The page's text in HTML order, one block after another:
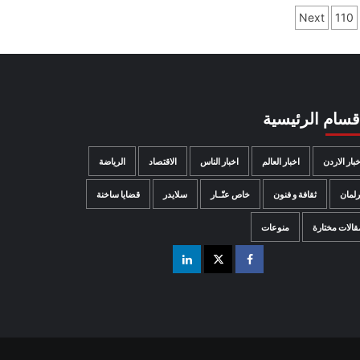
110
Next
الرئيسية
الاردن اخبار العالم اخبار الناس الاقتصاد الرياضة
ثقافة و فنون خاص عنّــار سلايدر قضايا ساخنة
مختارة منوعات